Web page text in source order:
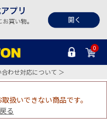
0
わせ対応について ＞
扱いできない商品です。
る